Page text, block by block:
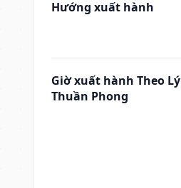
Hướng xuất hành
Giờ xuất hành Theo Lý
Thuần Phong